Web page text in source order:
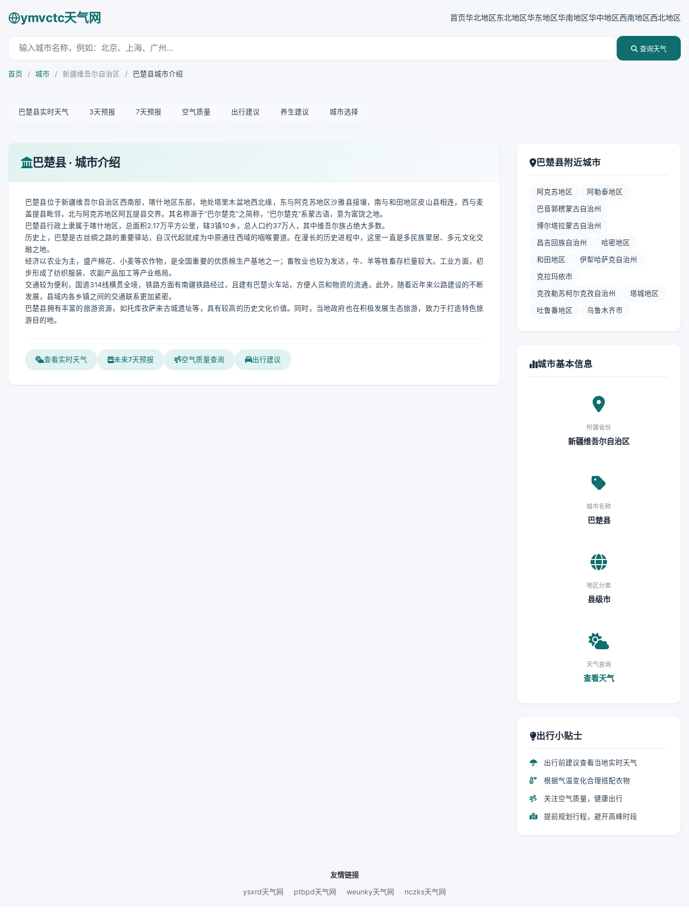
ymvctc天气网 首页华北地区东北地区华东地区华南地区华中地区西南地区西北地区
查询天气
首页 / 城市 / 新疆维吾尔自治区 / 巴楚县城市介绍
巴楚县实时天气 3天预报 7天预报 空气质量 出行建议 养生建议 城市选择
巴楚县 · 城市介绍
巴楚县位于新疆维吾尔自治区西南部，喀什地区东部，地处塔里木盆地西北缘，东与阿克苏地区沙雅县接壤，南与和田地区皮山县相连，西与麦
盖提县毗邻，北与阿克苏地区阿瓦提县交界。其名称源于“巴尔楚克”之简称，“巴尔楚克”系蒙古语，意为富饶之地。
巴楚县行政上隶属于喀什地区，总面积2.17万平方公里，辖3镇10乡，总人口约37万人，其中维吾尔族占绝大多数。
历史上，巴楚是古丝绸之路的重要驿站，自汉代起就成为中原通往西域的咽喉要道。在漫长的历史进程中，这里一直是多民族聚居、多元文化交
融之地。
经济以农业为主，盛产棉花、小麦等农作物，是全国重要的优质棉生产基地之一；畜牧业也较为发达，牛、羊等牲畜存栏量较大。工业方面，初
步形成了纺织服装、农副产品加工等产业格局。
交通较为便利，国道314线横贯全境，铁路方面有南疆铁路经过，且建有巴楚火车站，方便人员和物资的流通。此外，随着近年来公路建设的不断
发展，县域内各乡镇之间的交通联系更加紧密。
巴楚县拥有丰富的旅游资源，如托库孜萨来古城遗址等，具有较高的历史文化价值。同时，当地政府也在积极发展生态旅游，致力于打造特色旅
游目的地。
查看实时天气 未来7天预报 空气质量查询 出行建议
巴楚县附近城市
阿克苏地区 阿勒泰地区
巴音郭楞蒙古自治州
博尔塔拉蒙古自治州
昌吉回族自治州 哈密地区
和田地区 伊犁哈萨克自治州
克拉玛依市
克孜勒苏柯尔克孜自治州 塔城地区
吐鲁番地区 乌鲁木齐市
城市基本信息
所属省份
新疆维吾尔自治区
城市名称
巴楚县
地区分类
县级市
天气查询
查看天气
出行小贴士
出行前建议查看当地实时天气
根据气温变化合理搭配衣物
关注空气质量，健康出行
提前规划行程，避开高峰时段
友情链接
ysxrd天气网
ptbpd天气网 weunky天气网 nczks天气网